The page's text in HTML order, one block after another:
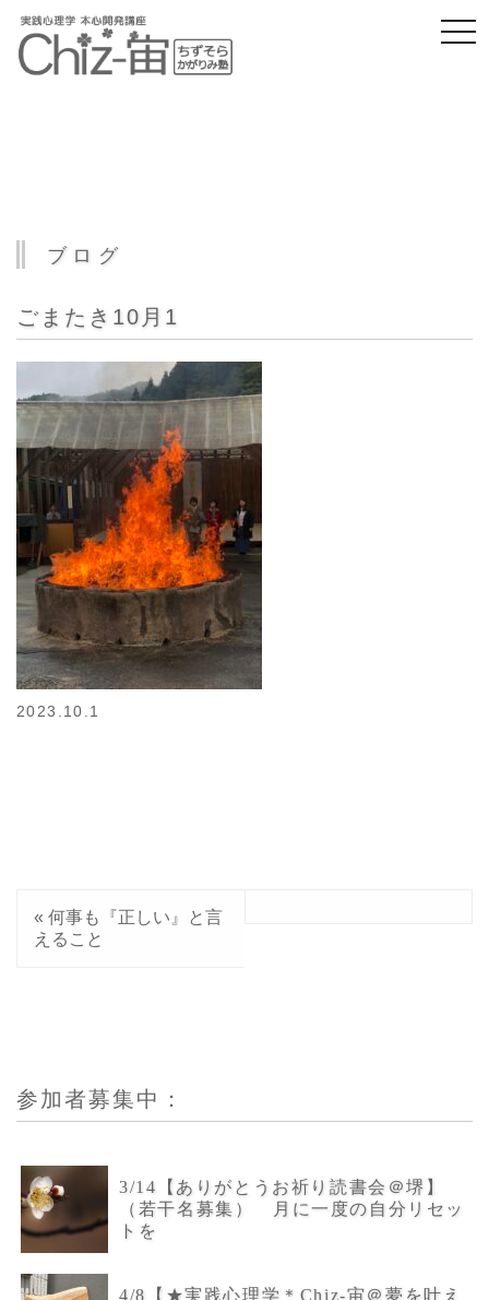
ブログ
ごまたき10月1
2023.10.1
« 何事も『正しい』と言
えること
参加者募集中：
3/14【ありがとうお祈り読書会＠堺】
（若干名募集） 月に一度の自分リセッ
トを
4/8【★実践心理学＊Chiz-宙＠夢を叶え